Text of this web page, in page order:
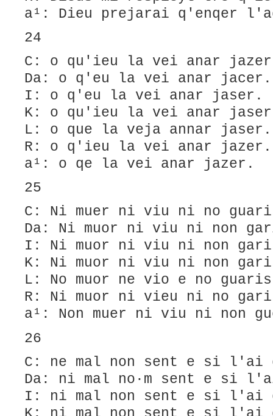
a¹: Dieu prejarai q'enqer
24
C: o qu'ieu la vei anar
Da: o q'eu la vei anar jacer.
I: o q'eu la vei anar jaser.
K: o qu'ieu la vei anar
L: ​o que la veja annar jaser.
R: o q'ieu la vei anar jazer.
a¹: o qe la vei anar jazer.
25
C: Ni muer ni viu ni no
Da: Ni muor ni viu ni non
I: Ni muor ni viu ni non
K: Ni muor ni viu ni non
L: No muor ne vio e no guaris
R: Ni muor ni vieu ni no
a¹: Non muer ni viu ni non
26
C: ne mal non sent e si l'ai
Da: ni mal no·m sent e si
I: ni mal non sent e si l'ai